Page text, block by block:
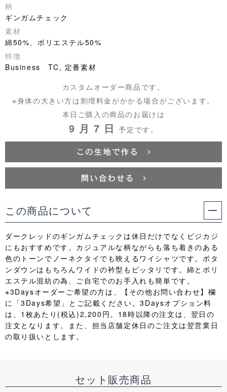
柄
ギンガムチェック
素材
綿50%、ポリエステル50%
特徴
Business TC, 定番素材
カスタムオーダー商品です。
※身体の大きい方は割増料金がかかる場合がございます。
本日ご購入の商品のお届けは
9 月 7 日予定です。
この商品について
ダークレッドのギンガムチェックは休日だけでなくビジカジ
にもおすすめです。カジュアルな柄ながらも落ち着きのある
色のトーンでノーネクタイでも映えるワイシャツです。ボタ
ンダウンはもちろんワイドの衿型もピッタリです。綿とポリ
エステル混紡の為、ご自宅でのお手入れも簡単です。
※3Daysオーダーご希望の方は、【その他お問い合わせ】欄
に「3Days希望」とご記載ください。3Daysオプション料
は、1枚あたり(税込)2,200円。18時以降の注文は、翌日の
注文となります。また、担当店舗定休日のご注文は翌営業日
の取り扱いとします。
セット販売商品